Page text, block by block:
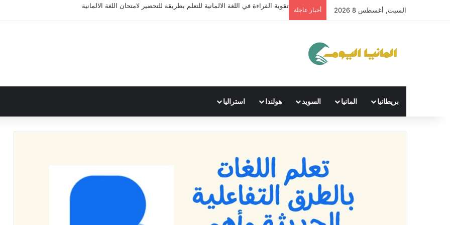
السبت, أغسطس 8 2026 أخبار عاجلة
تقوية القراءة في اللغة الالمانية للتعلم بطريقة للتحضير لامتحان اللغة الالمانية
بريطانيا المانيا السويد هولندا استراليا